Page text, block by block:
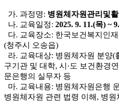
가. 과정명: 병원체자원관리및
나. 교육일정: 2025. 9. 11.(목) ~
다. 교육장소: 한국보건복지인
(청주시 오송읍)
라. 교육대상: 병원체자원 분양(
구기관 및 대학, 시·도 보건환경
문은행의 실무자 등
마. 교육내용: 병원체자원은행
병원체자원 관련 법령 이해, 병